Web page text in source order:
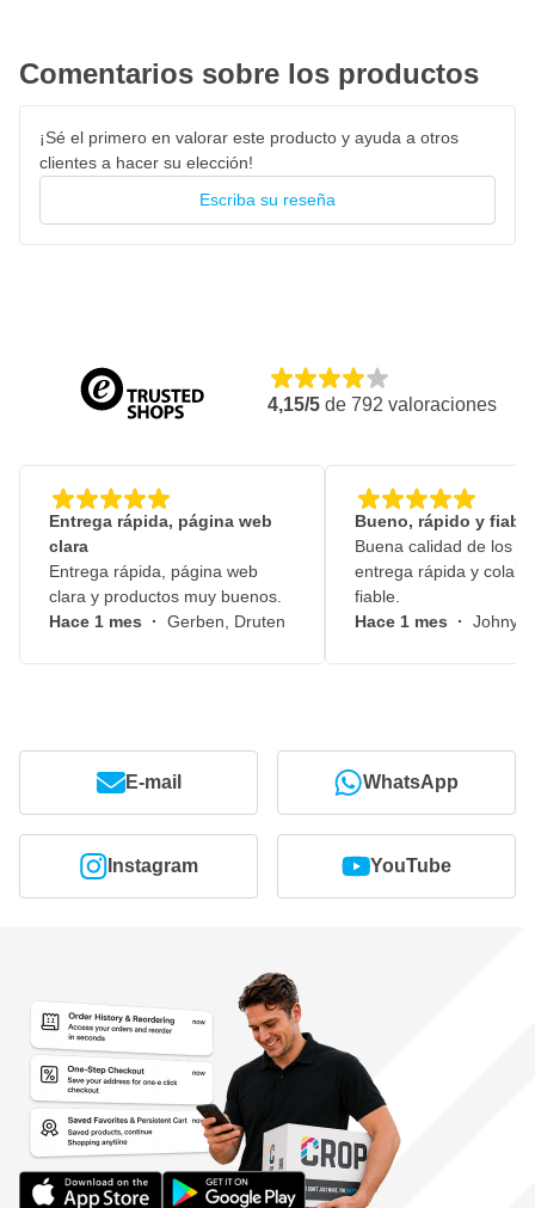
Comentarios sobre los productos
¡Sé el primero en valorar este producto y ayuda a otros
clientes a hacer su elección!
Escriba su reseña
4,15/5 de 792 valoraciones
Entrega rápida, página web
clara
Entrega rápida, página web
clara y productos muy buenos.
Hace 1 mes · Gerben, Druten
Bueno, rápido y fiable
Buena calidad de los
entrega rápida y
fiable.
Hace 1 mes · Johny,
E-mail WhatsApp
Instagram YouTube